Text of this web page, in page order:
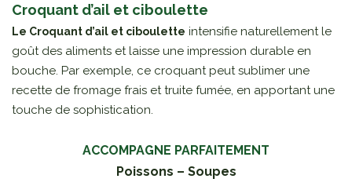
Croquant d’ail et ciboulette
Le Croquant d’ail et ciboulette intensifie naturellement le
goût des aliments et laisse une impression durable en
bouche. Par exemple, ce croquant peut sublimer une
recette de fromage frais et truite fumée, en apportant une
touche de sophistication.
ACCOMPAGNE PARFAITEMENT
Poissons – Soupes